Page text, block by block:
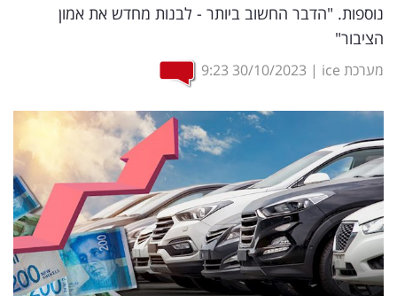
משפט
מדדים
דעות
רכילות
עסקית
קריפטו
ויראלי
נוספות. "הדבר החשוב ביותר - לבנות מחדש את אמון
הציבור"
מערכת ice |
30/10/2023
9:23